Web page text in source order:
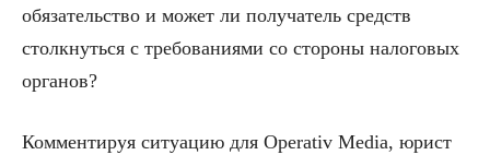
обязательство и может ли получатель средств
столкнуться с требованиями со стороны налоговых
органов?
Комментируя ситуацию для Operativ Media, юрист